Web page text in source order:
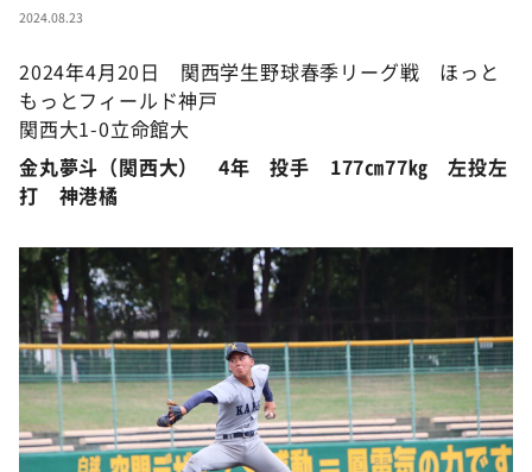
これ余談なんですけど・・・
て真剣です
探偵！ナイトスクープ
news おかえり
河合＆A.B.C-Z塚田×福井アナ「なんでやねん！？」
（news おかえり）
本日はダイアンなり！シーズン２
朝だ！生です旅サラダ
教えて！ニュースライブ 正義のミカタ
ＬＩＦＥ～夢のカタチ～
新婚さんいらっしゃい！
2024.08.23
2024年4月20日 関西学生野球春季リーグ戦 ほっと
もっとフィールド神戸
関西大1-0立命館大
金丸夢斗（関西大） 4年 投手 177㎝77㎏ 左投左
打 神港橘